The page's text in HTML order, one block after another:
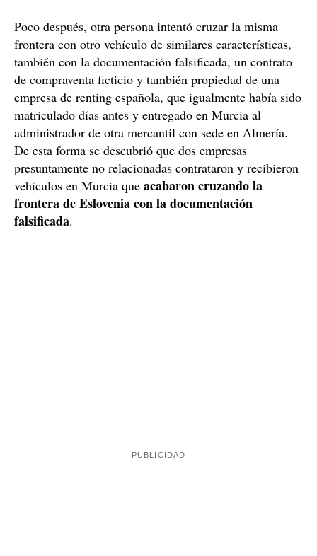
Poco después, otra persona intentó cruzar la misma
frontera con otro vehículo de similares características,
también con la documentación falsificada, un contrato
de compraventa ficticio y también propiedad de una
empresa de renting española, que igualmente había sido
matriculado días antes y entregado en Murcia al
administrador de otra mercantil con sede en Almería.
De esta forma se descubrió que dos empresas
presuntamente no relacionadas contrataron y recibieron
vehículos en Murcia que acabaron cruzando la
frontera de Eslovenia con la documentación
falsificada.